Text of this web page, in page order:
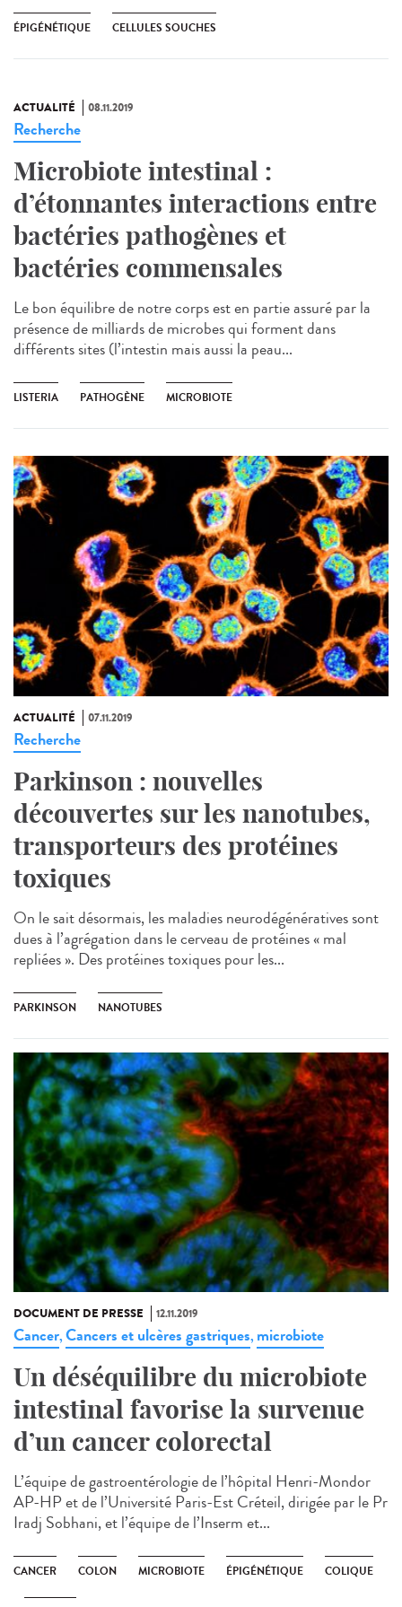
ÉPIGÉNÉTIQUE CELLULES SOUCHES
ACTUALITÉ 08.11.2019
Recherche
Microbiote intestinal :
d’étonnantes interactions entre
bactéries pathogènes et
bactéries commensales
Le bon équilibre de notre corps est en partie assuré par la
présence de milliards de microbes qui forment dans
différents sites (l’intestin mais aussi la peau...
LISTERIA PATHOGÈNE MICROBIOTE
ACTUALITÉ 07.11.2019
Recherche
Parkinson : nouvelles
découvertes sur les nanotubes,
transporteurs des protéines
toxiques
On le sait désormais, les maladies neurodégénératives sont
dues à l’agrégation dans le cerveau de protéines « mal
repliées ». Des protéines toxiques pour les...
PARKINSON NANOTUBES
DOCUMENT DE PRESSE 12.11.2019
Cancer,Cancers et ulcères gastriques, microbiote
Un déséquilibre du microbiote
intestinal favorise la survenue
d’un cancer colorectal
L’équipe de gastroentérologie de l’hôpital Henri-Mondor
AP-HP et de l’Université Paris-Est Créteil, dirigée par le Pr
Iradj Sobhani, et l’équipe de l’Inserm et...
CANCER COLON MICROBIOTE ÉPIGÉNÉTIQUE COLIQUE